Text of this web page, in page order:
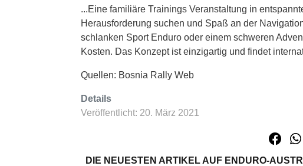
...Eine familiäre Trainings Veranstaltung in
Herausforderung suchen und Spaß an der
schlanken Sport Enduro oder einem schweren
Kosten. Das Konzept ist einzigartig und findet
Quellen: Bosnia Rally Web
Details
Veröffentlicht: 20. März 2021
DIE NEUESTEN ARTIKEL AUF ENDURO-